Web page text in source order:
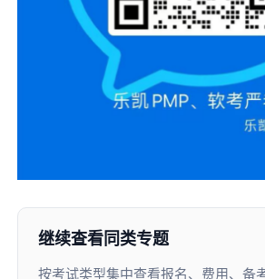
继续查看同类专题
按考试类型集中查看报名、费用、备